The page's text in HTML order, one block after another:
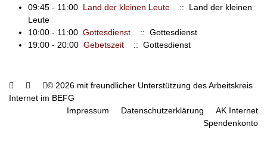
09:45 - 11:00 Land der kleinen Leute
:: Land der kleinen
Leute
10:00 - 11:00 Gottesdienst
:: Gottesdienst
19:00 - 20:00 Gebetszeit :: Gottesdienst
© 2026 mit freundlicher Unterstützung des Arbeitskreis
Internet im BEFG
Impressum
Datenschutzerklärung
AK Internet
Spendenkonto